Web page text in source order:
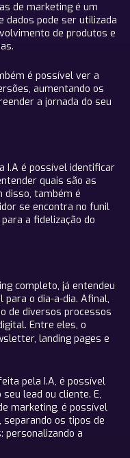
de marketing é um
dados pode ser utilizada
de produtos e
é possível ver a
aumentando os
a jornada do seu
I.A é possível identificar
quais são as
disso, também é
se encontra no funil
a fidelização do
completo, já entendeu
o dia-a-dia. Afinal,
de diversos processos
Entre eles, o
landing pages e
pela I.A, é possível
lead ou cliente. E,
marketing, é possível
os tipos de
personalizando a